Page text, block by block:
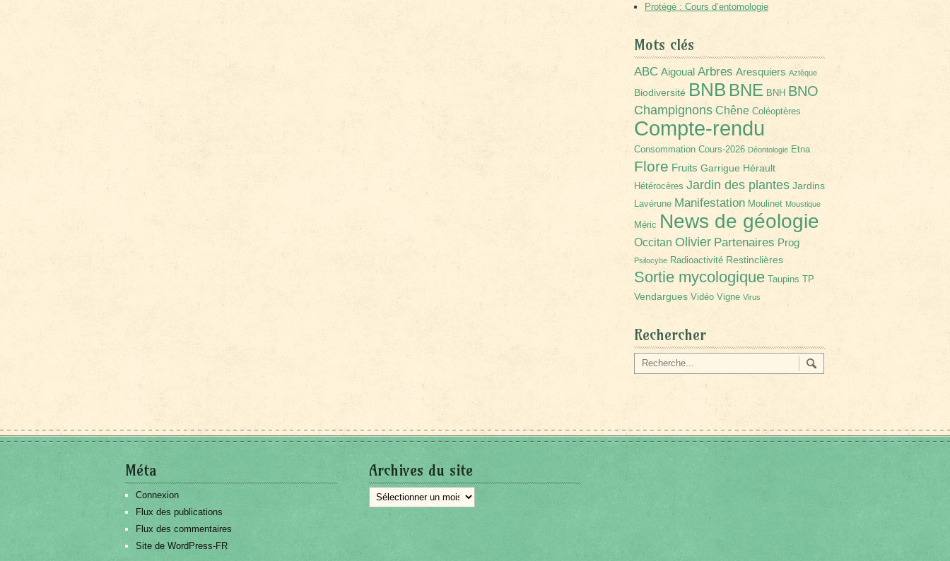
Protégé : Cours d’entomologie
Mots clés
ABC Aigoual Arbres Aresquiers Aztèque
Biodiversité BNB BNE BNH BNO
Champignons Chêne Coléoptères
Compte-rendu
Consommation Cours-2026 Déontologie Etna
Flore Fruits Garrigue Hérault
Hétérocères Jardin des plantes Jardins
Lavérune Manifestation Moulinet Moustique
Méric News de géologie
Occitan Olivier Partenaires Prog
Psilocybe Radioactivité Restinclières
Sortie mycologique Taupins TP
Vendargues Vidéo Vigne Virus
Rechercher
Méta
Connexion
Flux des publications
Flux des commentaires
Site de WordPress-FR
Archives du site
Archives
du